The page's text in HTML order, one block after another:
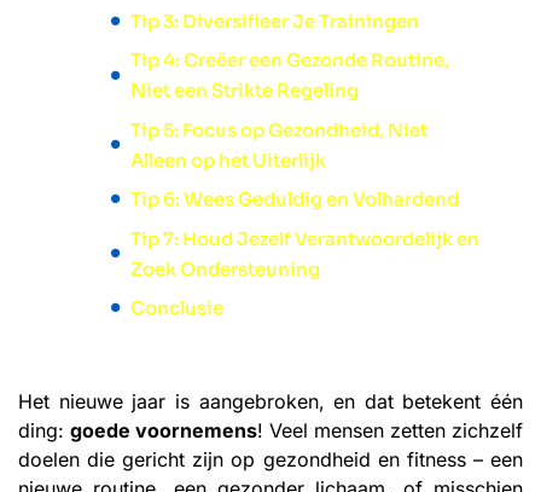
Tip 3: Diversifieer Je Trainingen
Tip 4: Creëer een Gezonde Routine,
Niet een Strikte Regeling
Tip 5: Focus op Gezondheid, Niet
Alleen op het Uiterlijk
Tip 6: Wees Geduldig en Volhardend
Tip 7: Houd Jezelf Verantwoordelijk en
Zoek Ondersteuning
Conclusie
Het nieuwe jaar is aangebroken, en dat betekent één
ding: goede voornemens! Veel mensen zetten zichzelf
doelen die gericht zijn op gezondheid en fitness – een